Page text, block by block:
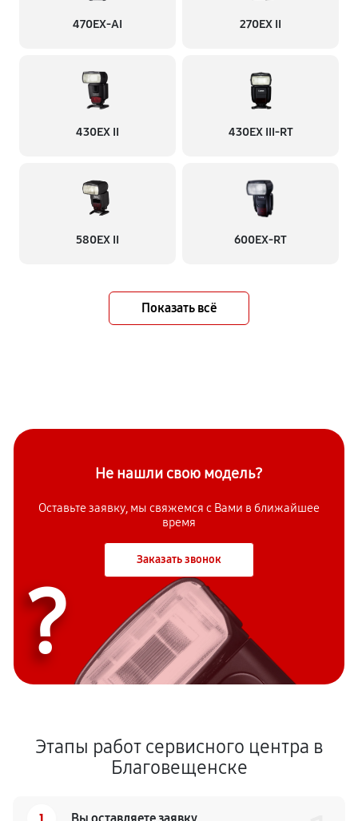
470EX-AI 270EX II
430EX II 430EX III-RT
580EX II 600EX-RT
Показать всё
Не нашли свою модель?
Оставьте заявку, мы свяжемся с Вами в ближайшее
время
Заказать звонок
?
Этапы работ сервисного центра в
Благовещенске